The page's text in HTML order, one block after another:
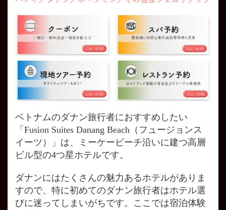
ベトナムのダナン旅行者におすすめしたい
「Fusion Suites Danang Beach（フュージョンス
イーツ）」は、ミーケービーチ沿いに建つ高層
ビル型の4つ星ホテルです。
ダナンにはたくさんの魅力あるホテルがありま
すので、特に初めてのダナン旅行者はホテル選
びに迷ってしまいがちです。ここでは宿泊体験